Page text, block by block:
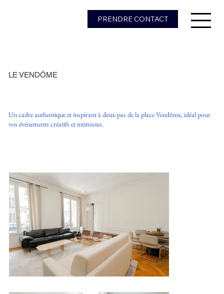
PRENDRE CONTACT
LE VENDÔME
Un cadre authentique et inspirant à deux-pas de la place Vendôme, idéal pour
vos événements créatifs et intimistes.